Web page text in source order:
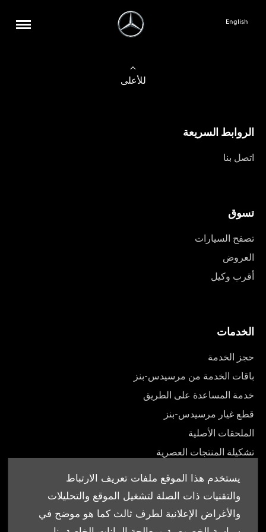
يستخدم هذا الموقع ملفات تعريف الارتباط
والتقنيات ذات الصلة لتشغيل الموقع والتحليلات
والأغراض الإعلانية لطرف ثالث كما هو موضح في
English
للأعلى
الروابط السريعة
اتصل بنا
تسوق
تصفح السيارات
العروض
أقرب وكيل
الخدمات
حجز الخدمة
باقات الخدمة من مرسيدس-بنز
خدمة المساعدة على الطريق
قطع غيار مرسيدس-بنز
الملحقات الأصلية
تشكيلة المنتجات العصرية